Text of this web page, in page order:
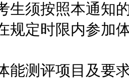
须按照本通知的
规定时限内参加
测评项目及要